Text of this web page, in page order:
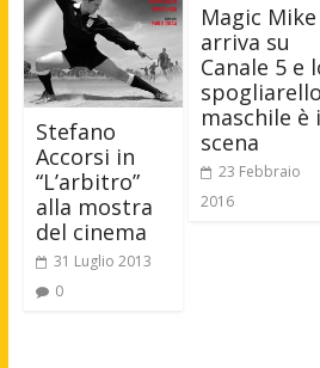
Stefano
Accorsi in
“L’arbitro”
alla mostra
del cinema
31 Luglio 2013
0
Magic Mike
arriva su
Canale 5 e
spogliarello
maschile è
scena
23 Febbraio
2016